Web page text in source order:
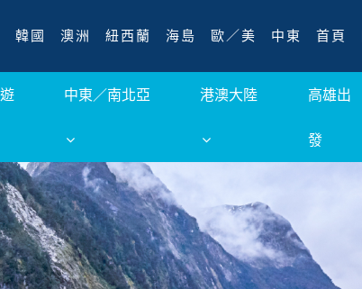
韓國 澳洲 紐西蘭 海島 歐／美 中東 首頁
中東／南北亞 港澳大陸 高雄出
發